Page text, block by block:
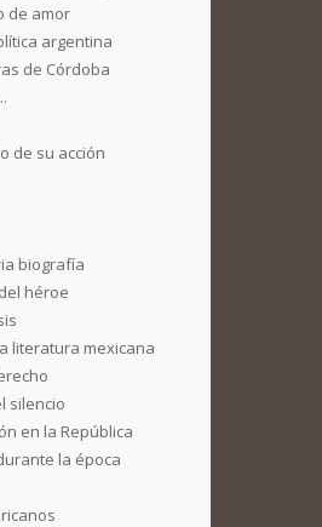
de amor
argentina
de Córdoba
de su acción
biografía
héroe
literatura mexicana
silencio
en la República
la época